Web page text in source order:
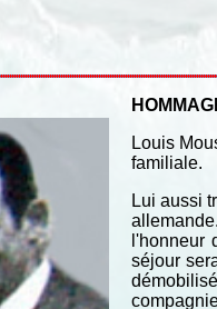
Louis
familiale.
Lui aussi
l'honneur
séjour